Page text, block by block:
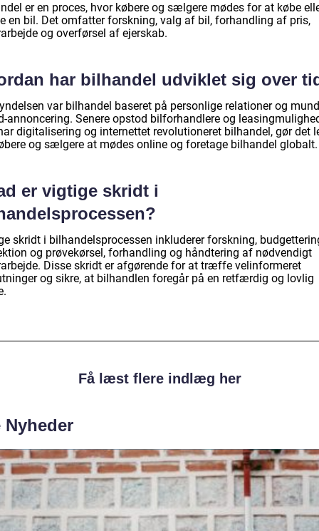
er en proces, hvor købere og sælgere mødes for at købe
en bil. Det omfatter forskning, valg af bil, forhandling af pris,
og overførsel af ejerskab.
har bilhandel udviklet sig over
var bilhandel baseret på personlige relationer og
annoncering. Senere opstod bilforhandlere og
digitalisering og internettet revolutioneret bilhandel, gør det
og sælgere at mødes online og foretage bilhandel globalt.
er vigtige skridt i
skridt i bilhandelsprocessen inkluderer forskning,
og prøvekørsel, forhandling og håndtering af nødvendigt
Disse skridt er afgørende for at træffe velinformeret
og sikre, at bilhandlen foregår på en retfærdig og lovlig
Få læst flere indlæg her
Nyheder